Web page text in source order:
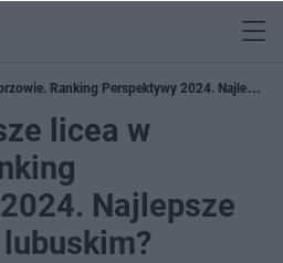
Ranking Perspektywy 2024. Najlepsze
licea w
Najlepsze